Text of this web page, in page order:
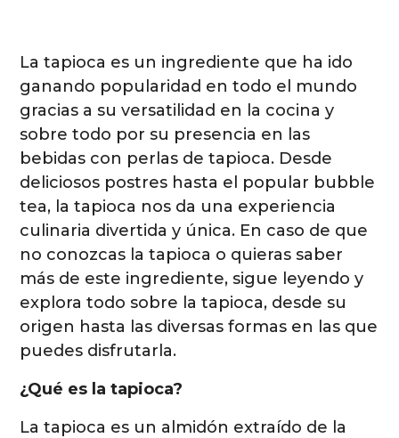
La tapioca es un ingrediente que ha ido
ganando popularidad en todo el mundo
gracias a su versatilidad en la cocina y
sobre todo por su presencia en las
bebidas con perlas de tapioca. Desde
deliciosos postres hasta el popular bubble
tea, la tapioca nos da una experiencia
culinaria divertida y única. En caso de que
no conozcas la tapioca o quieras saber
más de este ingrediente, sigue leyendo y
explora todo sobre la tapioca, desde su
origen hasta las diversas formas en las que
puedes disfrutarla.
¿Qué es la tapioca?
La tapioca es un almidón extraído de la